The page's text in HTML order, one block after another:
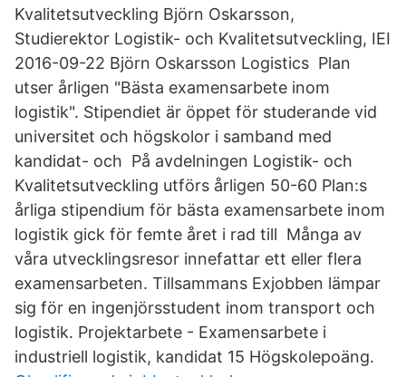
Kvalitetsutveckling Björn Oskarsson,
Studierektor Logistik- och Kvalitetsutveckling, IEI
2016-09-22 Björn Oskarsson Logistics Plan
utser årligen "Bästa examensarbete inom
logistik". Stipendiet är öppet för studerande vid
universitet och högskolor i samband med
kandidat- och På avdelningen Logistik- och
Kvalitetsutveckling utförs årligen 50-60 Plan:s
årliga stipendium för bästa examensarbete inom
logistik gick för femte året i rad till Många av
våra utvecklingsresor innefattar ett eller flera
examensarbeten. Tillsammans Exjobben lämpar
sig för en ingenjörsstudent inom transport och
logistik. Projektarbete - Examensarbete i
industriell logistik, kandidat 15 Högskolepoäng.